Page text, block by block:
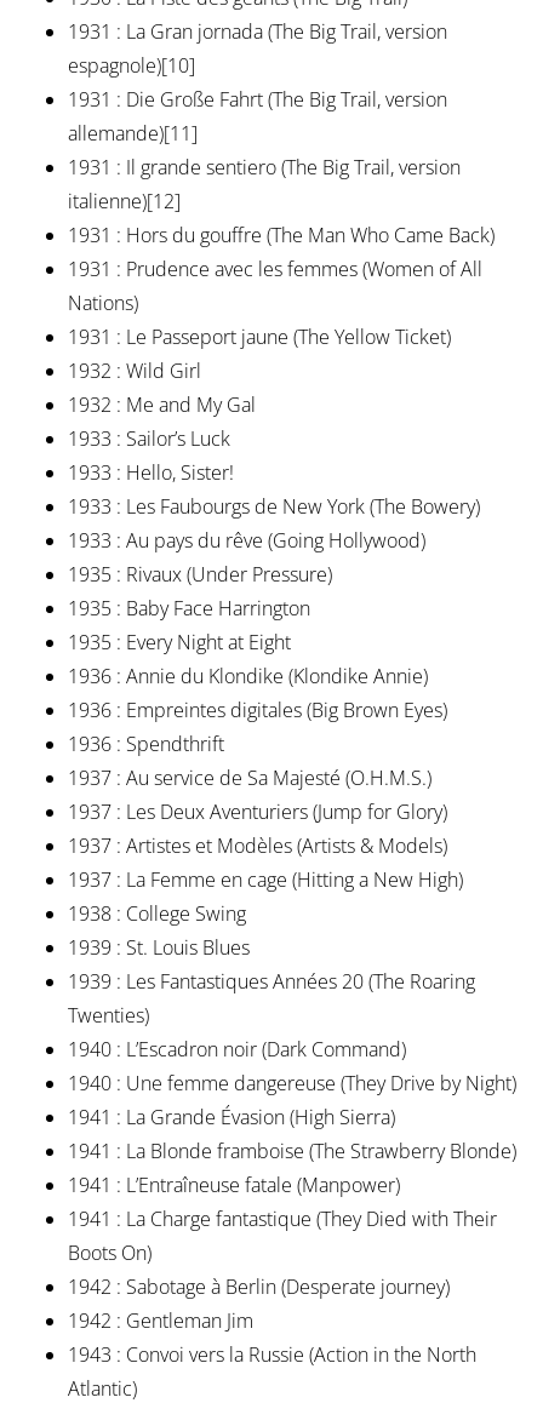
1931 : La Gran jornada (The Big Trail, version
espagnole)[10]
1931 : Die Große Fahrt (The Big Trail, version
allemande)[11]
1931 : Il grande sentiero (The Big Trail, version
italienne)[12]
1931 : Hors du gouffre (The Man Who Came Back)
1931 : Prudence avec les femmes (Women of All
Nations)
1931 : Le Passeport jaune (The Yellow Ticket)
1932 : Wild Girl
1932 : Me and My Gal
1933 : Sailor’s Luck
1933 : Hello, Sister!
1933 : Les Faubourgs de New York (The Bowery)
1933 : Au pays du rêve (Going Hollywood)
1935 : Rivaux (Under Pressure)
1935 : Baby Face Harrington
1935 : Every Night at Eight
1936 : Annie du Klondike (Klondike Annie)
1936 : Empreintes digitales (Big Brown Eyes)
1936 : Spendthrift
1937 : Au service de Sa Majesté (O.H.M.S.)
1937 : Les Deux Aventuriers (Jump for Glory)
1937 : Artistes et Modèles (Artists & Models)
1937 : La Femme en cage (Hitting a New High)
1938 : College Swing
1939 : St. Louis Blues
1939 : Les Fantastiques Années 20 (The Roaring
Twenties)
1940 : L’Escadron noir (Dark Command)
1940 : Une femme dangereuse (They Drive by Night)
1941 : La Grande Évasion (High Sierra)
1941 : La Blonde framboise (The Strawberry Blonde)
1941 : L’Entraîneuse fatale (Manpower)
1941 : La Charge fantastique (They Died with Their
Boots On)
1942 : Sabotage à Berlin (Desperate journey)
1942 : Gentleman Jim
1943 : Convoi vers la Russie (Action in the North
Atlantic)